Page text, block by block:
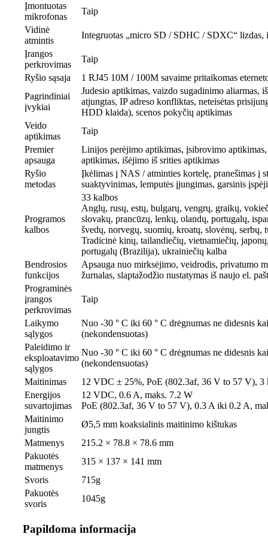
Įmontuotas
mikrofonas
Taip
Vidinė
atmintis
Integruotas „micro SD / SDHC / SDXC“
Įrangos
perkrovimas
Taip
Ryšio sąsaja
1 RJ45 10M / 100M savaime pritaikomas
Pagrindiniai
įvykiai
Judesio aptikimas, vaizdo sugadinimo aliarmas,
atjungtas, IP adreso konfliktas, neteisėtas
HDD klaida), scenos pokyčių aptikimas
Veido
aptikimas
Taip
Premier
apsauga
Linijos perėjimo aptikimas, įsibrovimo
aptikimas, išėjimo iš srities aptikimas
Ryšio
metodas
Įkėlimas į NAS / atminties kortelę, pranešimas į
suaktyvinimas, lemputės įjungimas, garsinis
Programos
kalbos
33 kalbos
Anglų, rusų, estų, bulgarų, vengrų, graikų,
slovakų, prancūzų, lenkų, olandų, portugalų,
švedų, norvegų, suomių, kroatų, slovėnų, serbų,
Tradicinė kinų, tailandiečių, vietnamiečių,
portugalų (Brazilija), ukrainiečių kalba
Bendrosios
funkcijos
Apsauga nuo mirksėjimo, veidrodis, privatumo
žurnalas, slaptažodžio nustatymas iš naujo el.
Programinės
įrangos
perkrovimas
Taip
Laikymo
sąlygos
Nuo -30 ° C iki 60 ° C drėgnumas ne didesnis
(nekondensuotas)
Paleidimo ir
eksploatavimo
sąlygos
Nuo -30 ° C iki 60 ° C drėgnumas ne didesnis
(nekondensuotas)
Maitinimas
12 VDC ± 25%, PoE (802.3af, 36 V to 57 V), 3
Energijos
suvartojimas
12 VDC, 0.6 A, maks. 7.2 W
PoE (802.3af, 36 V to 57 V), 0.3 A iki 0.2 A,
Maitinimo
jungtis
Ø5,5 mm koaksialinis maitinimo kištukas
Matmenys
215.2 × 78.8 × 78.6 mm
Pakuotės
matmenys
315 × 137 × 141 mm
Svoris
715g
Pakuotės
svoris
1045g
Papildoma informacija